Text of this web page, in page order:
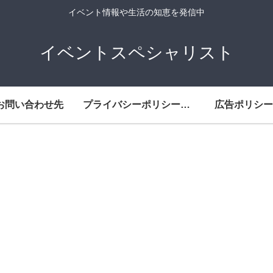
イベント情報や生活の知恵を発信中
イベントスペシャリスト
問い合わせ先 プライバシーポリシー・免責事項 広告ポリシー